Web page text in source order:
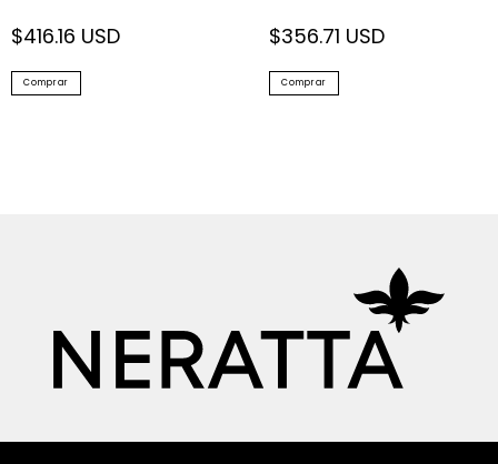
$416.16 USD
Comprar
$356.71 USD
Comprar